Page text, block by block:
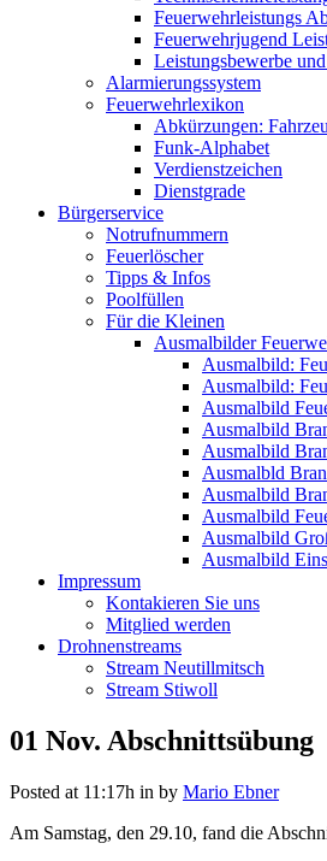
Feuerwehrleistungs
Feuerwehrjugend
Leistungsbewerbe
Alarmierungssystem
Feuerwehrlexikon
Abkürzungen:
Funk-Alphabet
Verdienstzeichen
Dienstgrade
Bürgerservice
Notrufnummern
Feuerlöscher
Tipps & Infos
Poolfüllen
Für die Kleinen
Ausmalbilder
Ausmalbild:
Ausmalbild:
Ausmalbild
Ausmalbild
Ausmalbild
Ausmalbld
Ausmalbild
Ausmalbild
Ausmalbild
Ausmalbild
Impressum
Kontakieren Sie uns
Mitglied werden
Drohnenstreams
Stream Neutillmitsch
Stream Stiwoll
01 Nov. Abschnittsübung
Posted at 11:17h in by Mario Ebner
Am Samstag, den 29.10, fand die